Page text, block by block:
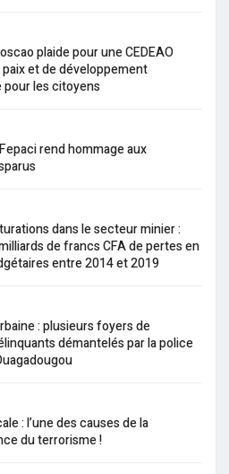
plaide pour une CEDEAO
et de développement
les citoyens
rend hommage aux
dans le secteur minier :
de francs CFA de pertes en
entre 2014 et 2019
: plusieurs foyers de
démantelés par la police
: l’une des causes de la
du terrorisme !